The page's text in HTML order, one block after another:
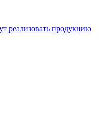
реализовать продукцию